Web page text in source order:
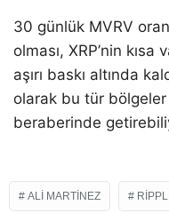
30 günlük MVRV
olması, XRP’nin kısa
aşırı baskı altında
olarak bu tür bölgeler
beraberinde
ALI MARTINEZ